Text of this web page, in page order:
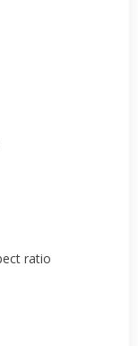
ratio